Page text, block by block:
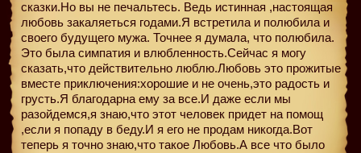
сказки.Но вы не печальтесь. Ведь истинная ,настоящая
любовь закаляеться годами.Я встретила и полюбила и
своего будущего мужа. Точнее я думала, что полюбила.
Это была симпатия и влюбленность.Сейчас я могу
сказать,что действительно люблю.Любовь это прожитые
вместе приключения:хорошие и не очень,это радость и
грусть.Я благодарна ему за все.И даже если мы
разойдемся,я знаю,что этот человек придет на помощ
,если я попаду в беду.И я его не продам никогда.Вот
теперь я точно знаю,что такое Любовь.А все что было